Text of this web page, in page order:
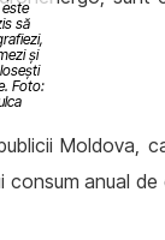
să
și
Foto:
Moldova,
anual